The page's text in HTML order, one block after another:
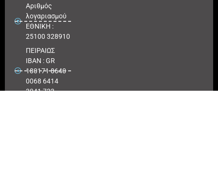
Αριθμός
λογαριασμού
ΕΘΝΙΚΗ :
25100 328910
ΠΕΙΡΑΙΩΣ
IBAN : GR
180171 8640
0068 6414
3041 723